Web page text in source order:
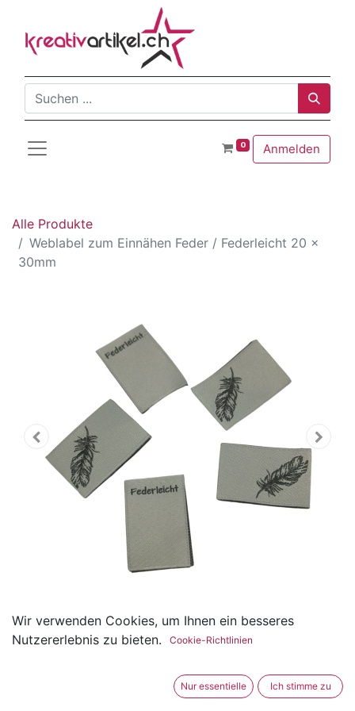
0 Anmelden
Alle Produkte
Weblabel zum Einnähen Feder / Federleicht 20 x
30mm
Weblabel zum Einnähen Feder
/ Federleicht 20 x 30mm
Wir verwenden Cookies, um Ihnen ein besseres
Nutzererlebnis zu bieten.
Cookie-Richtlinien
Nur essentielle Ich stimme zu